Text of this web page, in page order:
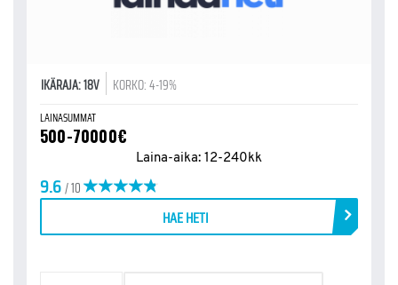
IKÄRAJA: 18V KORKO: 4-19%
LAINASUMMAT
500-70000€
Laina-aika: 12-240kk
9.6/ 10
HAE HETI